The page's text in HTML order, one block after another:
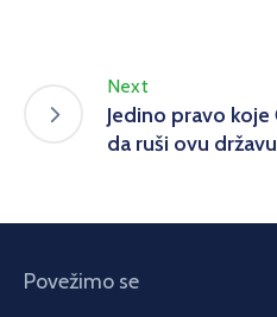
Next
Jedino pravo
da ruši ovu državu
Povežimo se